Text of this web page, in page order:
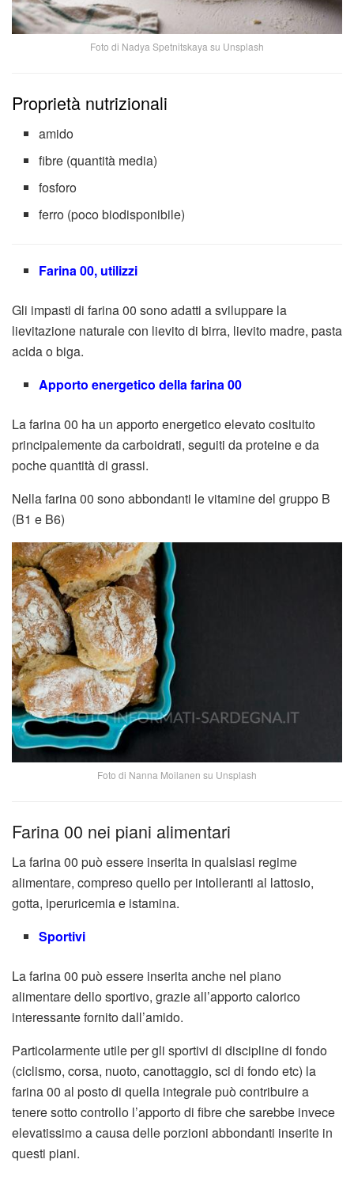
Foto di Nadya Spetnitskaya su Unsplash
Proprietà nutrizionali
amido
fibre (quantità media)
fosforo
ferro (poco biodisponibile)
Farina 00, utilizzi
Gli impasti di farina 00 sono adatti a sviluppare la
lievitazione naturale con lievito di birra, lievito madre, pasta
acida o biga.
Apporto energetico della farina 00
La farina 00 ha un apporto energetico elevato cosituito
principalemente da carboidrati, seguiti da proteine e da
poche quantità di grassi.
Nella farina 00 sono abbondanti le vitamine del gruppo B
(B1 e B6)
Foto di Nanna Moilanen su Unsplash
Farina 00 nei piani alimentari
La farina 00 può essere inserita in qualsiasi regime
alimentare, compreso quello per intolleranti al lattosio,
gotta, iperuricemia e istamina.
Sportivi
La farina 00 può essere inserita anche nel piano
alimentare dello sportivo, grazie all’apporto calorico
interessante fornito dall’amido.
Particolarmente utile per gli sportivi di discipline di fondo
(ciclismo, corsa, nuoto, canottaggio, sci di fondo etc) la
farina 00 al posto di quella integrale può contribuire a
tenere sotto controllo l’apporto di fibre che sarebbe invece
elevatissimo a causa delle porzioni abbondanti inserite in
questi piani.